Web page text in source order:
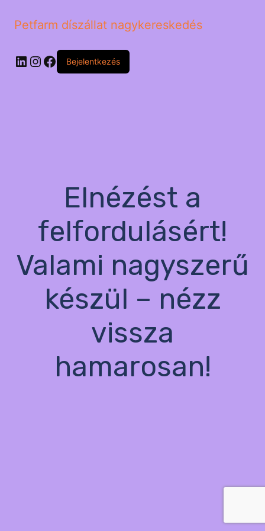
Petfarm díszállat nagykereskedés
LinkedIn
Instagram
Facebook
Bejelentkezés
Elnézést a
felfordulásért!
Valami nagyszerű
készül – nézz
vissza
hamarosan!